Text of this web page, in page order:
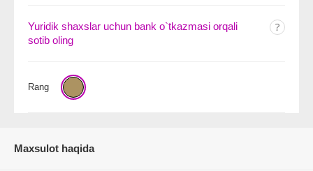
Yuridik shaxslar uchun bank o`tkazmasi orqali
sotib oling
Rang
Maxsulot haqida